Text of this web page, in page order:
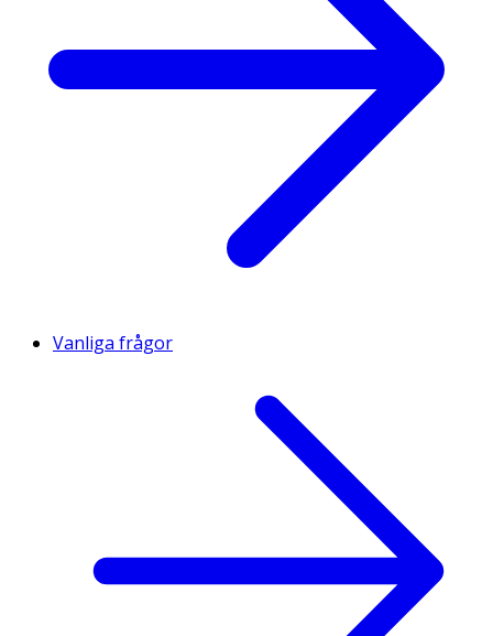
Vanliga frågor